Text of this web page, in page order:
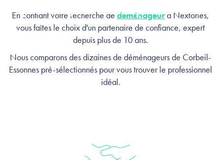
profitez, on s'occupe de tout
En confiant votre recherche de déménageurà Nextories,
vous faîtes le choix d'un partenaire de confiance, expert
depuis plus de 10 ans.
Nous comparons des dizaines de déménageurs de Corbeil-
Essonnes pré-sélectionnés pour vous trouver le professionnel
idéal.